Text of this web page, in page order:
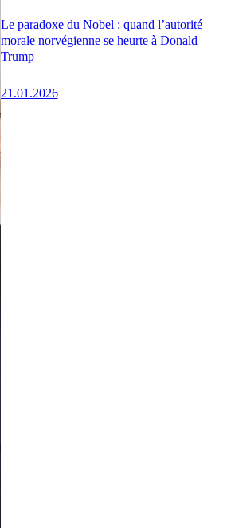
Le paradoxe du Nobel : quand l’autorité
morale norvégienne se heurte à Donald
Trump
21.01.2026